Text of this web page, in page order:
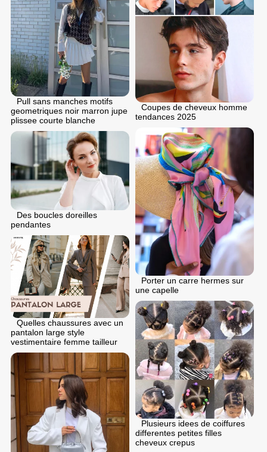
Coupes de cheveux homme
tendances 2025
Pull sans manches motifs
geometriques noir marron jupe
plissee courte blanche
Porter un carre hermes sur
une capelle
Des boucles doreilles
pendantes
Quelles chaussures avec un
pantalon large style
vestimentaire femme tailleur
Plusieurs idees de coiffures
differentes petites filles
cheveux crepus